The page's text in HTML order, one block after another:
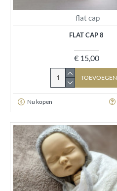
flat cap
FLAT CAP 8
€ 15,00
TOEVOEGEN
Nu kopen